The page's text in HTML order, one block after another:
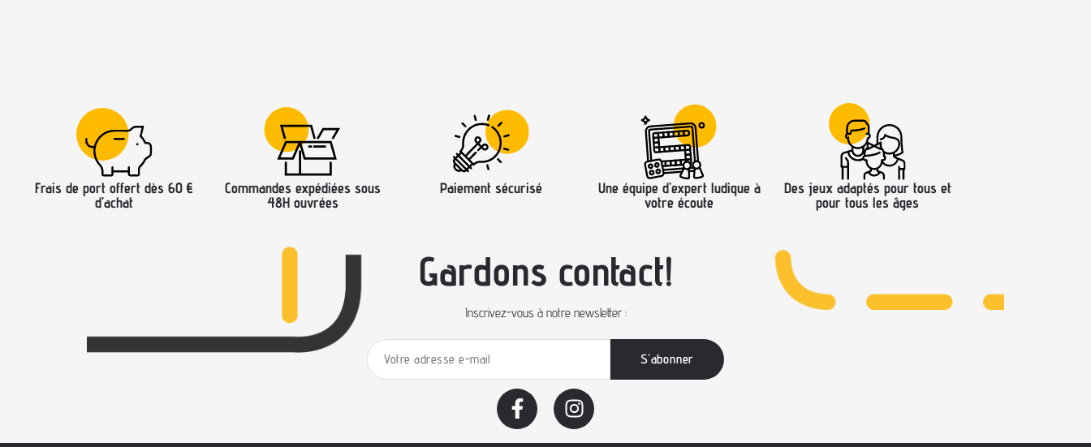
Frais de port offert dès 60 €
d’achat
Commandes expédiées sous
48H ouvrées
Paiement sécurisé
Une équipe d’expert ludique à
votre écoute
Des jeux adaptés pour tous et
pour tous les âges
Gardons contact!
Inscrivez-vous à notre newsletter :